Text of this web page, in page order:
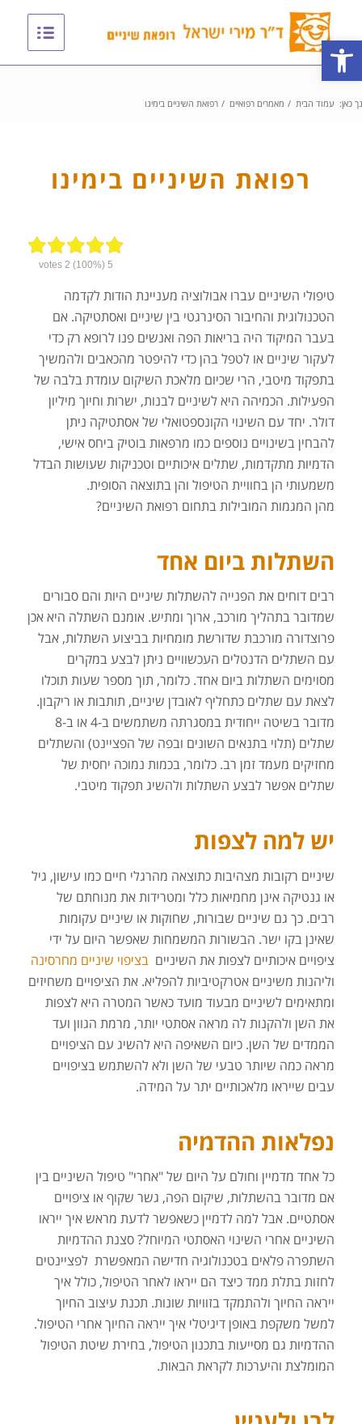
פתח סרגל נגישות
כאן: עמוד הבית / מאמרים רפואיים / רפואת השיניים בימינו
רפואת השיניים בימינו
5
(100%)
2
votes
טיפולי השיניים עברו אבולוציה מעניינת הודות לקדמה
הטכנולוגית והחיבור הסינרגטי בין שיניים ואסתטיקה. אם
בעבר המיקוד היה בריאות הפה ואנשים פנו לרופא רק כדי
לעקור שיניים או לטפל בהן כדי להיפטר מהכאבים ולהמשיך
בתפקוד מיטבי, הרי שכיום מלאכת השיקום עומדת בלבה של
הפעילות. הכמיהה היא לשיניים לבנות, ישרות וחיוך מיליון
דולר. יחד עם השינוי הקונספטואלי של אסתטיקה ניתן
להבחין בשינויים נוספים כמו מרפאות בוטיק ביחס אישי,
הדמיות מתקדמות, שתלים איכותיים וטכניקות שעושות הבדל
משמעותי הן בחוויית הטיפול והן בתוצאה הסופית.
מהן המגמות המובילות בתחום רפואת השיניים?
השתלות ביום אחד
רבים דוחים את הפנייה להשתלות שיניים היות והם סבורים
שמדובר בתהליך מורכב, ארוך ומתיש. אומנם השתלה היא אכן
פרוצדורה מורכבת שדורשת מומחיות בביצוע השתלות, אבל
עם השתלים הדנטלים העכשוויים ניתן לבצע במקרים
מסוימים השתלות ביום אחד. כלומר, תוך מספר שעות תוכלו
לצאת עם שתלים כתחליף לאובדן שיניים, תותבות או ריקבון.
מדובר בשיטה ייחודית במסגרתה משתמשים ב-4 או ב-8
שתלים (תלוי בתנאים השונים ובפה של הפציינט) והשתלים
מחזיקים מעמד זמן רב. כלומר, בכמות נמוכה יחסית של
שתלים אפשר לבצע השתלות ולהשיג תפקוד מיטבי.
יש למה לצפות
שיניים רקובות מצהיבות כתוצאה מהרגלי חיים כמו עישון, גיל
או גנטיקה אינן מחמיאות כלל ומטרידות את מנוחתם של
רבים. כך גם שיניים שבורות, שחוקות או שיניים עקומות
שאינן בקו ישר. הבשורות המשמחות שאפשר היום על ידי
ציפויים איכותיים לצפות את השיניים בציפוי שיניים מחרסינה
וליהנות משיניים אטרקטיביות להפליא. את הציפויים משחיזים
ומתאימים לשיניים מבעוד מועד כאשר המטרה היא לצפות
את השן ולהקנות לה מראה אסתטי יותר, מרמת הגוון ועד
הממדים של השן. כיום השאיפה היא להשיג עם הציפויים
מראה כמה שיותר טבעי של השן ולא להשתמש בציפויים
עבים שייראו מלאכותיים יתר על המידה.
נפלאות ההדמיה
כל אחד מדמיין וחולם על היום של "אחרי" טיפול השיניים בין
אם מדובר בהשתלות, שיקום הפה, גשר שקוף או ציפויים
אסתטיים. אבל למה לדמיין כשאפשר לדעת מראש איך ייראו
השיניים אחרי השינוי האסתטי המיוחל? סצנת ההדמיות
השתפרה פלאים בטכנולוגיה חדישה המאפשרת לפציינטים
לחזות בתלת ממד כיצד הם ייראו לאחר הטיפול, כולל איך
ייראה החיוך ולהתמקד בזוויות שונות. תכנת עיצוב החיוך
למשל משקפת באופן דיגיטלי איך ייראה החיוך אחרי הטיפול.
ההדמיות גם מסייעות בתכנון הטיפול, בחירת שיטת הטיפול
המומלצת והיערכות לקראת הבאות.